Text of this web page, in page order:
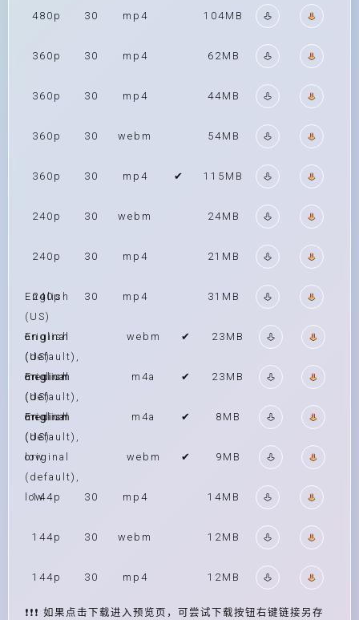
480p 30 mp4 104MB
360p 30 mp4 62MB
360p 30 mp4 44MB
360p 30 webm 54MB
360p 30 mp4 ✔ 115MB
240p 30 webm 24MB
240p 30 mp4 21MB
240p 30 mp4 31MB
English
(US)
original
(default),
medium
webm ✔ 23MB
English
(US)
original
(default),
medium
m4a ✔ 23MB
English
(US)
original
(default),
low
m4a ✔ 8MB
English
(US)
original
(default),
low
webm ✔ 9MB
144p 30 mp4 14MB
144p 30 webm 12MB
144p 30 mp4 12MB
❗❗❗ 如果点击下载进入预览页，可尝试下载按钮右键链接另存